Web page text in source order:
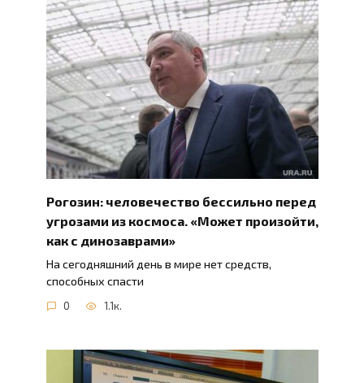
Рогозин: человечество бессильно перед
угрозами из космоса. «Может произойти,
как с динозаврами»
На сегодняшний день в мире нет средств,
способных спасти
0 1.1к.